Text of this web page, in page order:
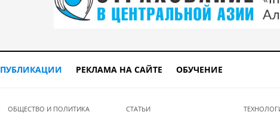
ПУБЛИКАЦИИ РЕКЛАМА НА САЙТЕ ОБУЧЕНИЕ
ОБЩЕСТВО И ПОЛИТИКА
СТАТЬИ